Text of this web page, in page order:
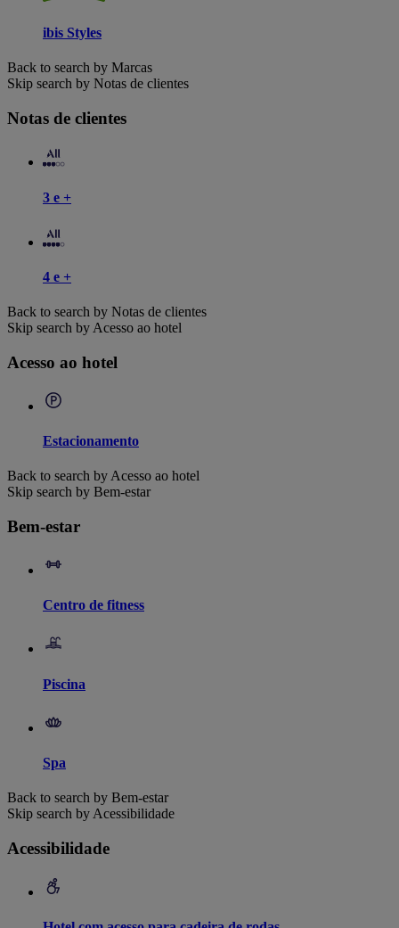
ibis Styles
Back to search by Marcas
Skip search by Notas de clientes
Notas de clientes
3 e +
4 e +
Back to search by Notas de clientes
Skip search by Acesso ao hotel
Acesso ao hotel
Estacionamento
Back to search by Acesso ao hotel
Skip search by Bem-estar
Bem-estar
Centro de fitness
Piscina
Spa
Back to search by Bem-estar
Skip search by Acessibilidade
Acessibilidade